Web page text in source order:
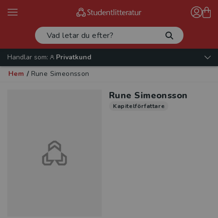
Handlar som:
Privatkund
Hem / Rune Simeonsson
Rune Simeonsson
Kapitelförfattare